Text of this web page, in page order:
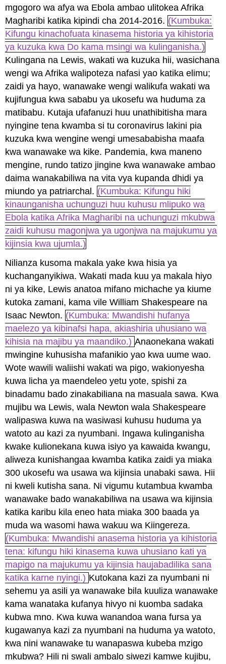
mgogoro wa afya wa Ebola ambao ulitokea Afrika
Magharibi katika kipindi cha 2014-2016. (Kumbuka:
Kifungu kinachofuata kinasema historia ya kihistoria
ya kuzuka kwa Do kama msingi wa kulinganisha.)
Kulingana na Lewis, wakati wa kuzuka hii, wasichana
wengi wa Afrika walipoteza nafasi yao katika elimu;
zaidi ya hayo, wanawake wengi walikufa wakati wa
kujifungua kwa sababu ya ukosefu wa huduma za
matibabu. Kutaja ufafanuzi huu unathibitisha mara
nyingine tena kwamba si tu coronavirus lakini pia
kuzuka kwa wengine wengi umesababisha maafa
kwa wanawake wa kike. Pandemia, kwa maneno
mengine, rundo tatizo jingine kwa wanawake ambao
daima wanakabiliwa na vita vya kupanda dhidi ya
miundo ya patriarchal. (Kumbuka: Kifungu hiki
kinaunganisha uchunguzi huu kuhusu mlipuko wa
Ebola katika Afrika Magharibi na uchunguzi mkubwa
zaidi kuhusu magonjwa ya ugonjwa na majukumu ya
kijinsia kwa ujumla.)
Nilianza kusoma makala yake kwa hisia ya
kuchanganyikiwa. Wakati mada kuu ya makala hiyo
ni ya kike, Lewis anatoa mifano michache ya kiume
kutoka zamani, kama vile William Shakespeare na
Isaac Newton. (Kumbuka: Mwandishi hufanya
maelezo ya kibinafsi hapa, akiashiria uhusiano wa
kihisia na majibu ya maandiko.) Anaonekana wakati
mwingine kuhusisha mafanikio yao kwa uume wao.
Wote wawili waliishi wakati wa pigo, wakionyesha
kuwa licha ya maendeleo yetu yote, spishi za
binadamu bado zinakabiliana na masuala sawa. Kwa
mujibu wa Lewis, wala Newton wala Shakespeare
walipaswa kuwa na wasiwasi kuhusu huduma ya
watoto au kazi za nyumbani. Ingawa kulinganisha
kwake kulionekana kuwa isiyo ya kawaida kwangu,
aliweza kunishangaa kwamba katika zaidi ya miaka
300 ukosefu wa usawa wa kijinsia unabaki sawa. Hii
ni kweli kutisha sana. Ni vigumu kutambua kwamba
wanawake bado wanakabiliwa na usawa wa kijinsia
katika karibu kila eneo hata miaka 300 baada ya
muda wa wasomi hawa wakuu wa Kiingereza.
(Kumbuka: Mwandishi anasema historia ya kihistoria
tena: kifungu hiki kinasema kuwa uhusiano kati ya
mapigo na majukumu ya kijinsia haujabadilika sana
katika karne nyingi.) Kutokana kazi za nyumbani ni
sehemu ya asili ya wanawake bila kuuliza wanawake
kama wanataka kufanya hivyo ni kuomba sadaka
kubwa mno. Kwa kuwa wanandoa wana fursa ya
kugawanya kazi za nyumbani na huduma ya watoto,
kwa nini wanawake tu wanapaswa kubeba mzigo
mkubwa? Hili ni swali ambalo siwezi kamwe kujibu,